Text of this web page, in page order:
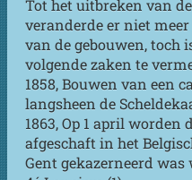
Tot het uitbreken van
veranderde er niet
van de gebouwen, toch
volgende zaken te
1858, Bouwen van een
langsheen de
1863, Op 1 april
afgeschaft in het
Gent gekazerneerd